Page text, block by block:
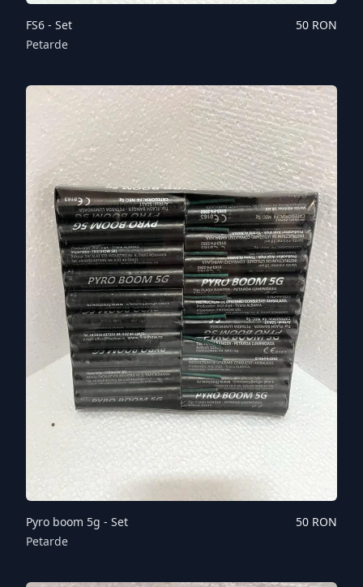
FS6 - Set
Petarde
50 RON
Pyro boom 5g - Set
Petarde
50 RON